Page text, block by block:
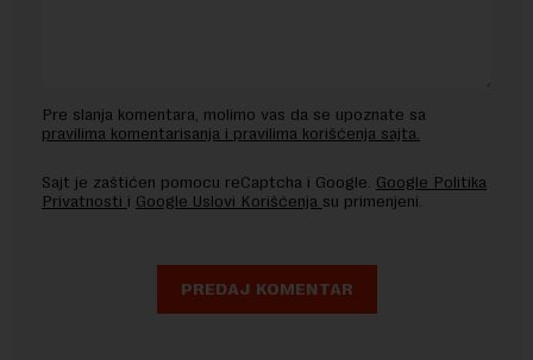
Pre slanja komentara, molimo vas da se upoznate sa
pravilima komentarisanja i pravilima korišćenja sajta.
Sajt je zaštićen pomocu reCaptcha i Google. Google Politika
Privatnosti i Google Uslovi Korišćenja su primenjeni.